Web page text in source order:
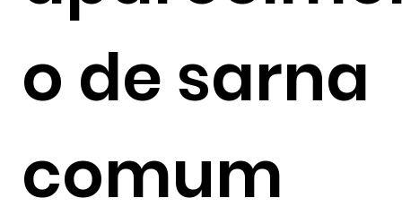
o de sarna
comum